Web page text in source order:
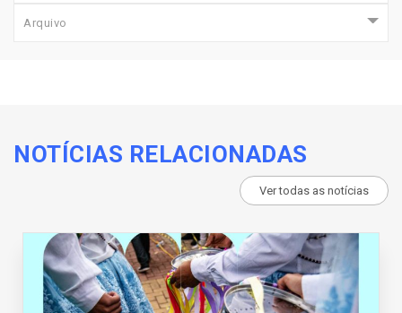
Arquivo
NOTÍCIAS RELACIONADAS
Ver todas as notícias